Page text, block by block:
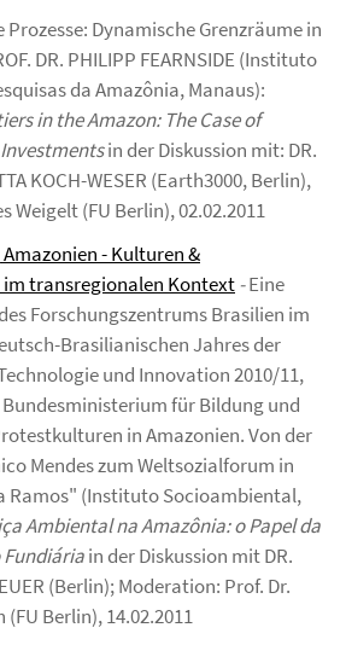
Dynamische Grenzräume in
DR. PHILIPP FEARNSIDE (Instituto
da Amazônia, Manaus):
in the Amazon: The Case of
in der Diskussion mit: DR.
KOCH-WESER (Earth3000, Berlin),
Weigelt (FU Berlin), 02.02.2011
Amazonien - Kulturen &
im transregionalen Kontext-Eine
Forschungszentrums Brasilien im
Brasilianischen Jahres der
und Innovation 2010/11,
für Bildung und
in Amazonien. Von der
Mendes zum Weltsozialforum in
Ramos" (Instituto Socioambiental,
Ambiental na Amazônia: o Papel da
in der Diskussion mit DR.
(Berlin); Moderation: Prof. Dr.
Berlin), 14.02.2011